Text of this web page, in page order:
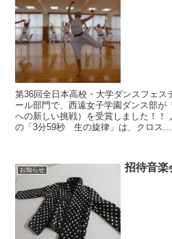
第36回全日本高校・大学ダンスフェス
ール部門で、西遠女子学園ダンス部が
への新しい挑戦）を受賞しました！！
の「3分59秒 生の旋律」は、クロス...
お知らせ 招待音楽